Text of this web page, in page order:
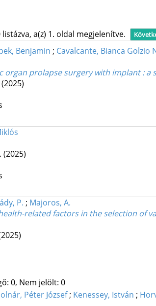
a(z) 1. oldal megjelenítve.
Benjamin ; Cavalcante, Bianca Golzio
organ prolapse surgery with implant : a
(2025)
(2025)
P. ; Majoros, A.
related factors in the selection of
0, Nem jelölt: 0
Péter József; Kenessey, István ;